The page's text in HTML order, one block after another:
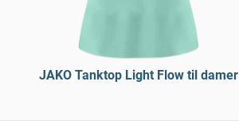
JAKO Tanktop Light Flow til damer